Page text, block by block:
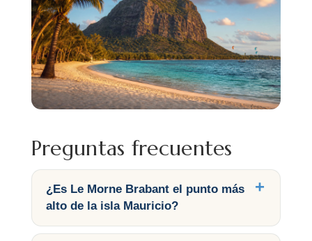
Preguntas frecuentes
¿Es Le Morne Brabant el punto más
alto de la isla Mauricio?